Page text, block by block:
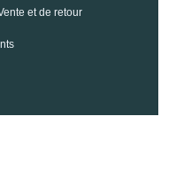
et de retour